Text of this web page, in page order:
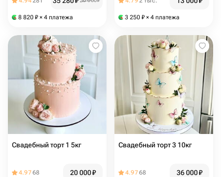
8 820 ₽ × 4 платежа 3 250 ₽ × 4 платежа
Свадебный торт 1 5кг
4.9768 20 000₽
Свадебный торт 3 10кг
4.9768 36 000₽